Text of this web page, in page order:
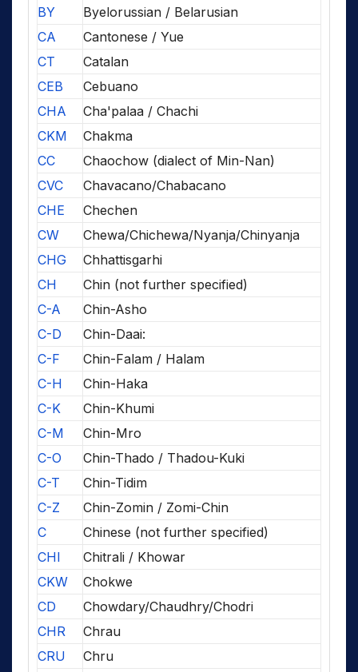
BY
Byelorussian / Belarusian
CA
Cantonese / Yue
CT
Catalan
CEB
Cebuano
CHA
Cha'palaa / Chachi
CKM
Chakma
CC
Chaochow (dialect of Min-Nan)
CVC
Chavacano/Chabacano
CHE
Chechen
CW
Chewa/Chichewa/Nyanja/Chinyanja
CHG
Chhattisgarhi
CH
Chin (not further specified)
C-A
Chin-Asho
C-D
Chin-Daai:
C-F
Chin-Falam / Halam
C-H
Chin-Haka
C-K
Chin-Khumi
C-M
Chin-Mro
C-O
Chin-Thado / Thadou-Kuki
C-T
Chin-Tidim
C-Z
Chin-Zomin / Zomi-Chin
C
Chinese (not further specified)
CHI
Chitrali / Khowar
CKW
Chokwe
CD
Chowdary/Chaudhry/Chodri
CHR
Chrau
CRU
Chru